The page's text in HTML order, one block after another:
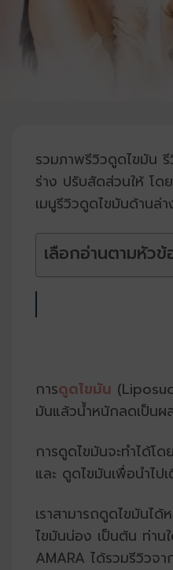
รวมภาพรีวิวดูดไขมัน
ร่าง ปรับสัดส่วนให้ โด
เมนูรีวิวดูดไขมันด้านล่า
เลือกอ่านตามหัว
การดูดไขมัน
มันแล้วน้ำหนักลดเป็น
การดูดไขมันจะทำได้โ
และ ดูดไขมันเพื่อนำไ
เราสามารถดูดไขมันไ
ไขมันน่อง เป็นต้น ท่าน
AMARA ได้รวมรีวิวจา